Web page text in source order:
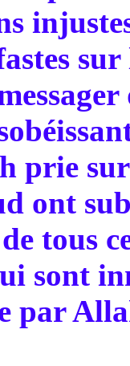
prie
ont
tous
sont